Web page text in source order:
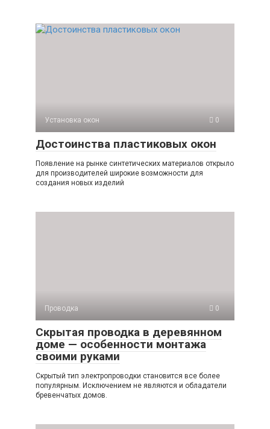
Установка окон 0
Достоинства пластиковых окон
Появление на рынке синтетических материалов открыло
для производителей широкие возможности для
создания новых изделий
Проводка 0
Скрытая проводка в деревянном
доме — особенности монтажа
своими руками
Скрытый тип электропроводки становится все более
популярным. Исключением не являются и обладатели
бревенчатых домов.